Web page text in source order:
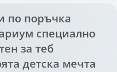
по поръчка
специално
за теб
детска мечта